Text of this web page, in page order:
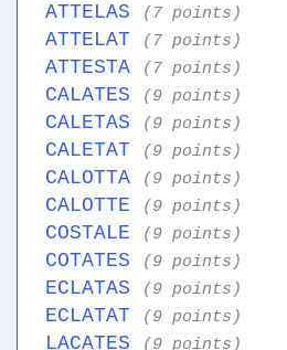
ATTELAS (7 points)
ATTELAT (7 points)
ATTESTA (7 points)
CALATES (9 points)
CALETAS (9 points)
CALETAT (9 points)
CALOTTA (9 points)
CALOTTE (9 points)
COSTALE (9 points)
COTATES (9 points)
ECLATAS (9 points)
ECLATAT (9 points)
LACATES (9 points)